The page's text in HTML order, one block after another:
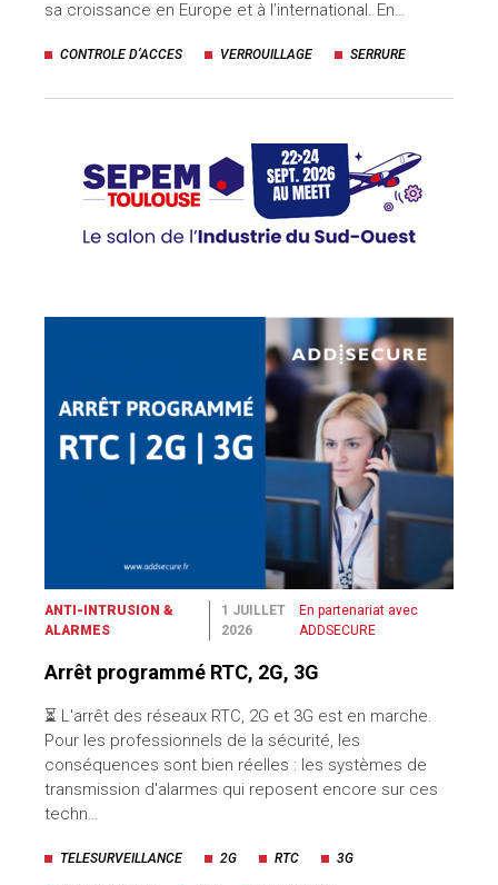
sa croissance en Europe et à l’international. En…
CONTROLE D’ACCES VERROUILLAGE SERRURE
ANTI-INTRUSION &
ALARMES
1 JUILLET
2026
En partenariat avec
ADDSECURE
Arrêt programmé RTC, 2G, 3G
⏳ L'arrêt des réseaux RTC, 2G et 3G est en marche.
Pour les professionnels de la sécurité, les
conséquences sont bien réelles : les systèmes de
transmission d'alarmes qui reposent encore sur ces
techn…
TELESURVEILLANCE 2G RTC 3G